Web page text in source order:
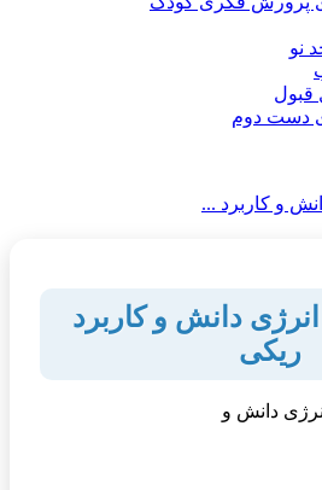
نو
قبول
دست دوم
و کاربرد ...
دانش و کاربرد
ریکی